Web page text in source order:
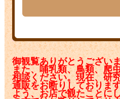
御観覧ありがとうござい
また、哺乳類、鳥類、爬
相談ください。現在、研
通販をお断りしておりま
よう、お店で観たことに